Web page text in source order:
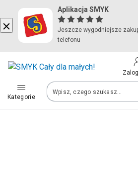
Aplikacja SMYK
Jeszcze wygodniejsze
telefonu
Kategorie
Kraj i język
Polska (Poland)
Twoje zamówienia dostarczymy na